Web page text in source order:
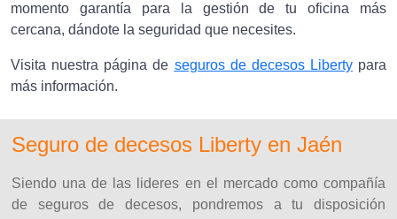
momento garantía para la gestión de tu oficina más
cercana, dándote la seguridad que necesites.
Visita nuestra página de seguros de decesos Libertypara
más información.
Seguro de decesos Liberty en Jaén
Siendo una de las lideres en el mercado como compañía
de seguros de decesos, pondremos a tu disposición